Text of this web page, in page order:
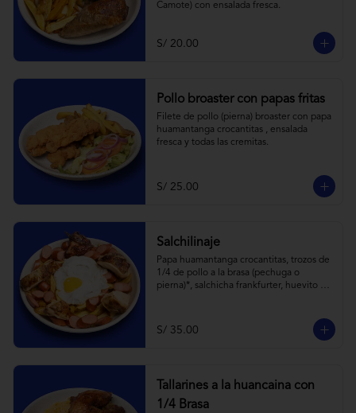
Camote) con ensalada fresca.
S/ 20.00
Pollo broaster con papas fritas
Filete de pollo (pierna) broaster con papa
huamantanga crocantitas , ensalada
fresca y todas las cremitas.
S/ 25.00
Salchilinaje
Papa huamantanga crocantitas, trozos de
1/4 de pollo a la brasa (pechuga o
pierna)*, salchicha frankfurter, huevito
o pierna es sujeta a stock.
S/ 35.00
Tallarines a la huancaina con
1/4 Brasa